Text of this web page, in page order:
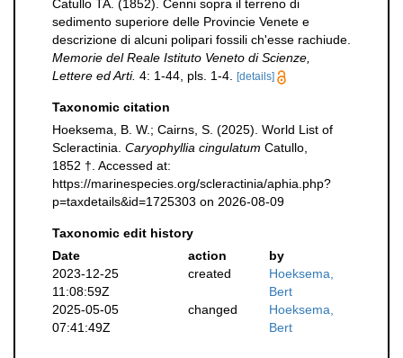
Catullo TA. (1852). Cenni sopra il terreno di
sedimento superiore delle Provincie Venete e
descrizione di alcuni polipari fossili ch'esse rachiude.
Memorie del Reale Istituto Veneto di Scienze,
Lettere ed Arti. 4: 1-44, pls. 1-4. [details]
Taxonomic citation
Hoeksema, B. W.; Cairns, S. (2025). World List of
Scleractinia. Caryophyllia cingulatum Catullo,
1852 †. Accessed at:
https://marinespecies.org/scleractinia/aphia.php?
p=taxdetails&id=1725303 on 2026-08-09
Taxonomic edit history
Date
action
by
2023-12-25
11:08:59Z
created
Hoeksema,
Bert
2025-05-05
07:41:49Z
changed
Hoeksema,
Bert